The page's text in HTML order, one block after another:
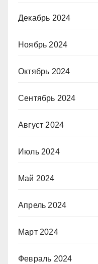
Декабрь 2024
Ноябрь 2024
Октябрь 2024
Сентябрь 2024
Август 2024
Июль 2024
Май 2024
Апрель 2024
Март 2024
Февраль 2024